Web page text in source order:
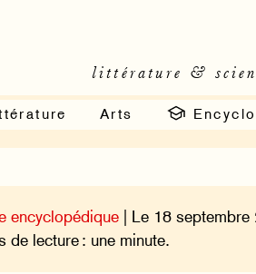
littérature &
Arts
encyclopédique | Le 18
de lecture : une minute.